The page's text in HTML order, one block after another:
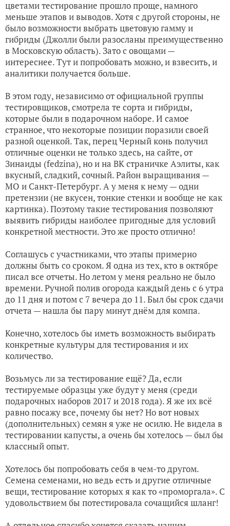
цветами тестирование прошло проще, намного
меньше этапов и выводов. Хотя с другой стороны, не
было возможности выбрать цветовую гамму и
гибриды (Джолли были разосланы преимущественно
в Московскую область). Зато с овощами —
интереснее. Тут и попробовать можно, и взвесить, и
аналитики получается больше.
В этом году, независимо от официальной группы
тестировщиков, смотрела те сорта и гибриды,
которые были в подарочном наборе. И самое
странное, что некоторые позиции поразили своей
разной оценкой. Так, перец Черный конь получил
отличные оценки не только здесь, на сайте, от
Зинаиды (fedzina), но и на ВК страничке Аэлиты, как
вкусный, сладкий, сочный. Район выращивания —
МО и Санкт-Петербург. А у меня к нему — одни
претензии (не вкусен, тонкие стенки и вообще не как
картинка). Поэтому такие тестирования позволяют
выявить гибриды наиболее пригодные для условий
конкретной местности. Это же просто отлично!
Соглашусь с участниками, что этапы примерно
должны быть со сроком. Я одна из тех, кто в октябре
писал все отчеты. Но летом у меня реально не было
времени. Ручной полив огорода каждый день с 6 утра
до 11 дня и потом с 7 вечера до 11. Был бы срок сдачи
отчета — нашла бы пару минут днём для компа.
Конечно, хотелось бы иметь возможность выбирать
конкретные культуры для тестирования и их
количество.
Возьмусь ли за тестирование ещё? Да, если
тестируемые образцы уже будут у меня (среди
подарочных наборов 2017 и 2018 года). Я же их всё
равно посажу все, почему бы нет? Но вот новых
(дополнительных) семян я уже не осилю. Не видела в
тестировании капусты, а очень бы хотелось — был бы
классный опыт.
Хотелось бы попробовать себя в чем-то другом.
Семена семенами, но ведь есть и другие отличные
вещи, тестирование которых я как то «проморгала». С
удовольствием бы потестировала сочащийся шланг!